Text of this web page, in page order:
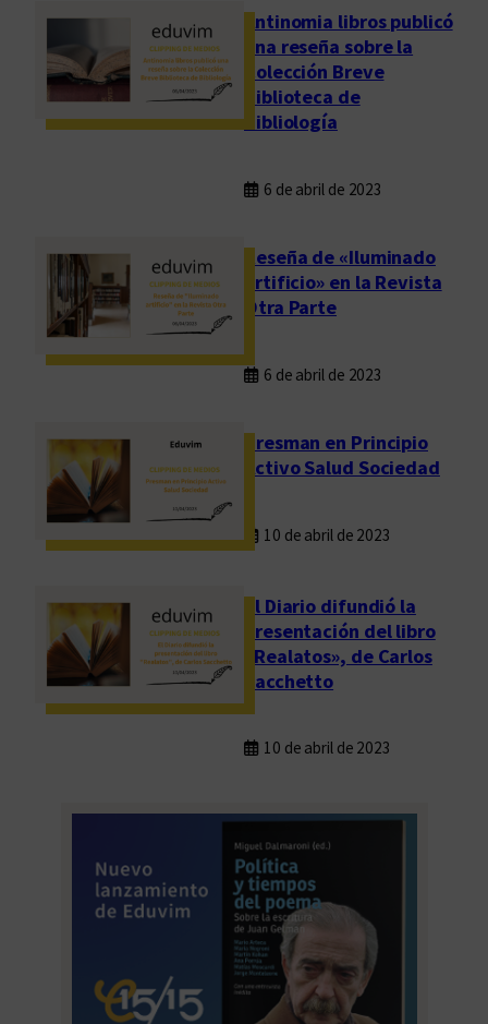
Antinomia libros publicó
una reseña sobre la
Colección Breve
Biblioteca de
Bibliología
6 de abril de 2023
Reseña de «Iluminado
artificio» en la Revista
Otra Parte
6 de abril de 2023
Presman en Principio
Activo Salud Sociedad
10 de abril de 2023
El Diario difundió la
presentación del libro
«Realatos», de Carlos
Sacchetto
10 de abril de 2023